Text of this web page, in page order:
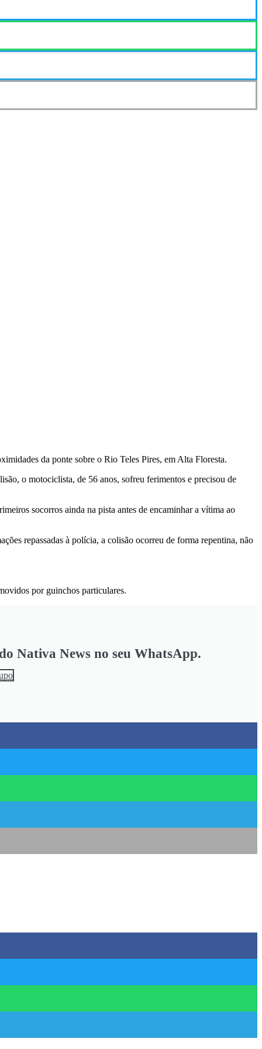
da ponte sobre o Rio Teles Pires, em Alta Floresta.
o motociclista, de 56 anos, sofreu ferimentos e precisou de
socorros ainda na pista antes de encaminhar a vítima ao
repassadas à polícia, a colisão ocorreu de forma repentina, não
por guinchos particulares.
Nativa News no seu WhatsApp.